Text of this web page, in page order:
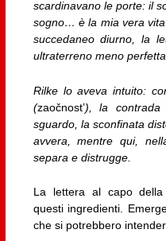
scardinavano le porte: il
sogno… è la mia vera
succedaneo diurno, la
ultraterreno meno
Rilke lo aveva intuito:
(zaočnost’), la
sguardo, la sconfinata
avvera, mentre qui,
separa e distrugge.
La lettera al capo
questi ingredienti.
che si potrebbero